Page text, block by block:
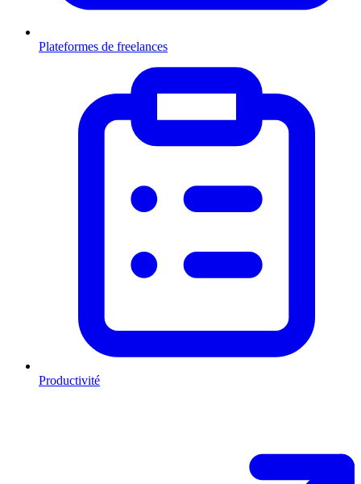
Plateformes de freelances
Productivité